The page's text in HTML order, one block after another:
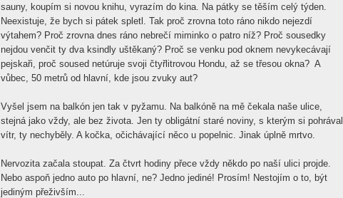
sauny, koupím si novou knihu, vyrazím do kina. Na pátky se těším celý týden.
Neexistuje, že bych si pátek spletl. Tak proč zrovna toto ráno nikdo nejezdí
výtahem? Proč zrovna dnes ráno nebrečí miminko o patro níž? Proč sousedky
nejdou venčit ty dva ksindly uštěkaný? Proč se venku pod oknem nevykecávají
pejskaři, proč soused netúruje svoji čtyřlitrovou Hondu, až se třesou okna? A
vůbec, 50 metrů od hlavní, kde jsou zvuky aut?
Vyšel jsem na balkón jen tak v pyžamu. Na balkóně na mě čekala naše ulice,
stejná jako vždy, ale bez života. Jen ty obligátní staré noviny, s kterým si pohrával
vítr, ty nechyběly. A kočka, očichávající něco u popelnic. Jinak úplně mrtvo.
Nervozita začala stoupat. Za čtvrt hodiny přece vždy někdo po naší ulici projde.
Nebo aspoň jedno auto po hlavní, ne? Jedno jediné! Prosím! Nestojím o to, být
jediným přeživším...